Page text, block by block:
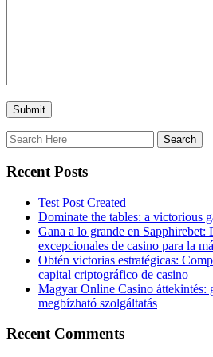
Recent Posts
Test Post Created
Dominate the tables: a victorious
Gana a lo grande en Sapphirebet:
excepcionales de casino para la
Obtén victorias estratégicas:
capital criptográfico de casino
Magyar Online Casino áttekintés:
megbízható szolgáltatás
Recent Comments